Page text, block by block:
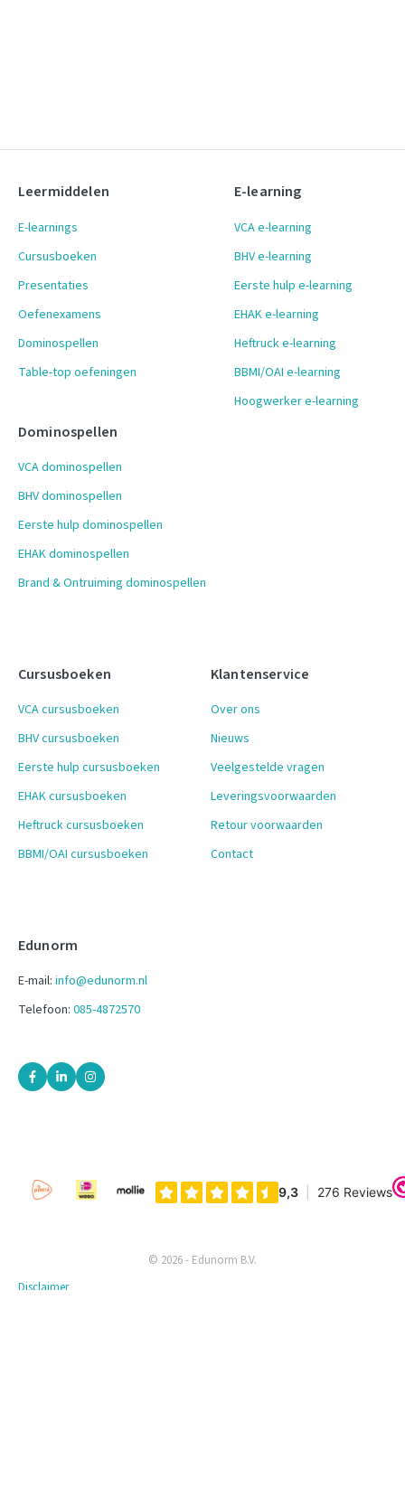
Leermiddelen
E-learnings
Cursusboeken
Presentaties
Oefenexamens
Dominospellen
Table-top oefeningen
Dominospellen
VCA dominospellen
BHV dominospellen
Eerste hulp dominospellen
EHAK dominospellen
Brand & Ontruiming dominospellen
E-learning
VCA e-learning
BHV e-learning
Eerste hulp e-learning
EHAK e-learning
Heftruck e-learning
BBMI/OAI e-learning
Hoogwerker e-learning
Cursusboeken
VCA cursusboeken
BHV cursusboeken
Eerste hulp cursusboeken
EHAK cursusboeken
Heftruck cursusboeken
BBMI/OAI cursusboeken
Klantenservice
Over ons
Nieuws
Veelgestelde vragen
Leveringsvoorwaarden
Retour voorwaarden
Contact
Edunorm
E-mail: info@edunorm.nl
Telefoon: 085-4872570
© 2026 - Edunorm B.V.
Disclaimer